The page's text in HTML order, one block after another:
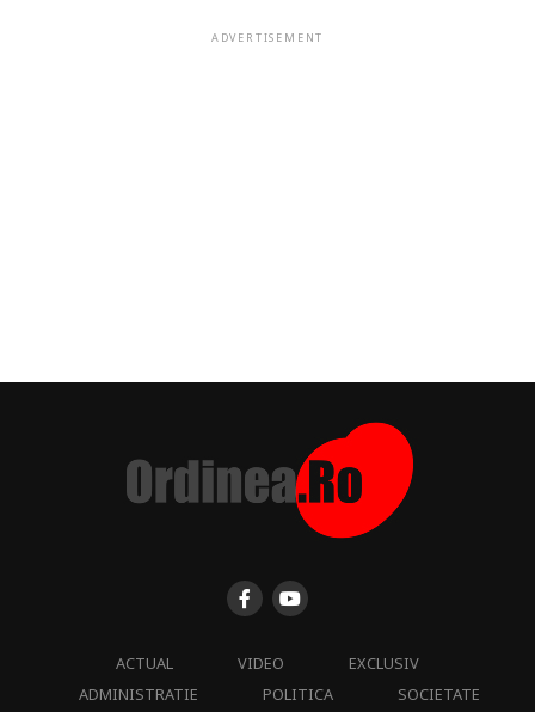
ADVERTISEMENT
ACTUAL VIDEO
EXCLUSIV
ADMINISTRATIE
POLITICA
SOCIETATE